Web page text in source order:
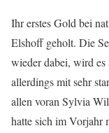
Ihr erstes Gold bei
Elshoff geholt. Die
wieder dabei, wird
allerdings mit sehr
allen voran Sylvia
hatte sich im Vorjahr